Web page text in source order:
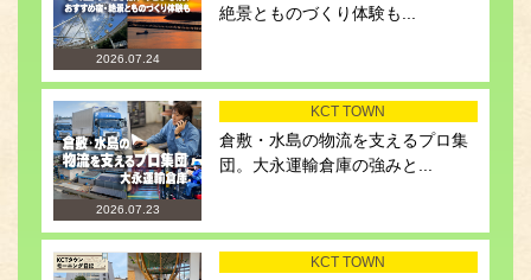
2026.07.24
絶景とものづくり体験も...
2026.07.23
KCT TOWN
倉敷・水島の物流を支えるプロ集
団。大永運輸倉庫の強みと...
KCT TOWN